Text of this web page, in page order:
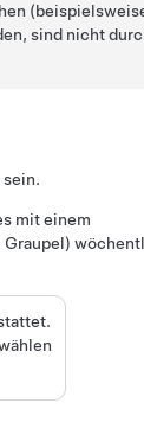
sind nicht
sein.
mit einem
Graupel)